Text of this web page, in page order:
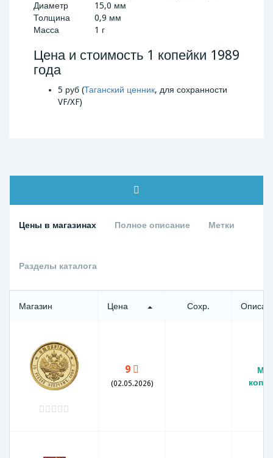
Диаметр
15,0 мм
Толщина
0,9 мм
Масса
1 г
Цена и стоимость 1 копейки 1989
года
5 руб (Таганский ценник, для сохранности
VF/XF)
Цены в магазинах Полное описание Метки
Разделы каталога
Магазин Цена Сохр.
9
(02.05.2026)